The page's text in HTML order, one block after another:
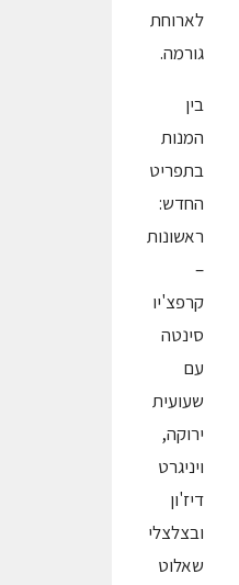
לארוחת
גורמה.
בין
המנות
בתפריט
החדש:
ראשונות
–
קרפצ'יו
סינטה
עם
שעועית
ירוקה,
ויניגרט
דיז'ון
ובצלצלי
שאלוט